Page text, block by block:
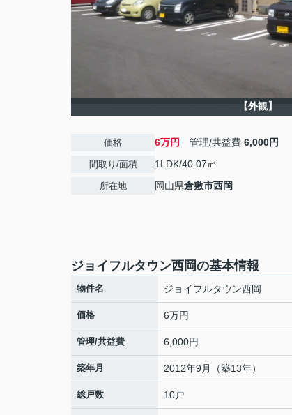
【外観】
価格 6万円 管理/共益費 6,000円
間取り/面積 1LDK/40.07㎡
所在地 岡山県倉敷市西岡
ジョイフルタウン西岡の基本情報
物件名 ジョイフルタウン西岡
価格 6万円
管理/共益費 6,000円
築年月 2012年9月（築13年）
総戸数 10戸